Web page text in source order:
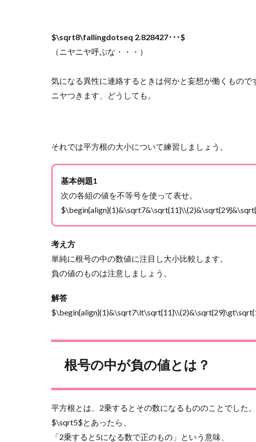
$\sqrt8\fallingdotseq 2.828427･･･$
（ニヤニヤ呼ぶな・・・）
気になる異性に連絡するときは何かと妄想が働くもので
ニヤつきます、どうしても。
それでは平方根の大小について練習しましょう。
基本例題1
次の各組の値を不等号を使って表せ。
考え方
単純に根号の中の数値に注目し大小比較します。
負の値のものは注意しましょう。
解答
根号の中が負の値とは？
平方根とは、2乗するとその数になるもののことでした
$\sqrt5$とあったら、
「2乗すると5になる数で正のもの」という意味、